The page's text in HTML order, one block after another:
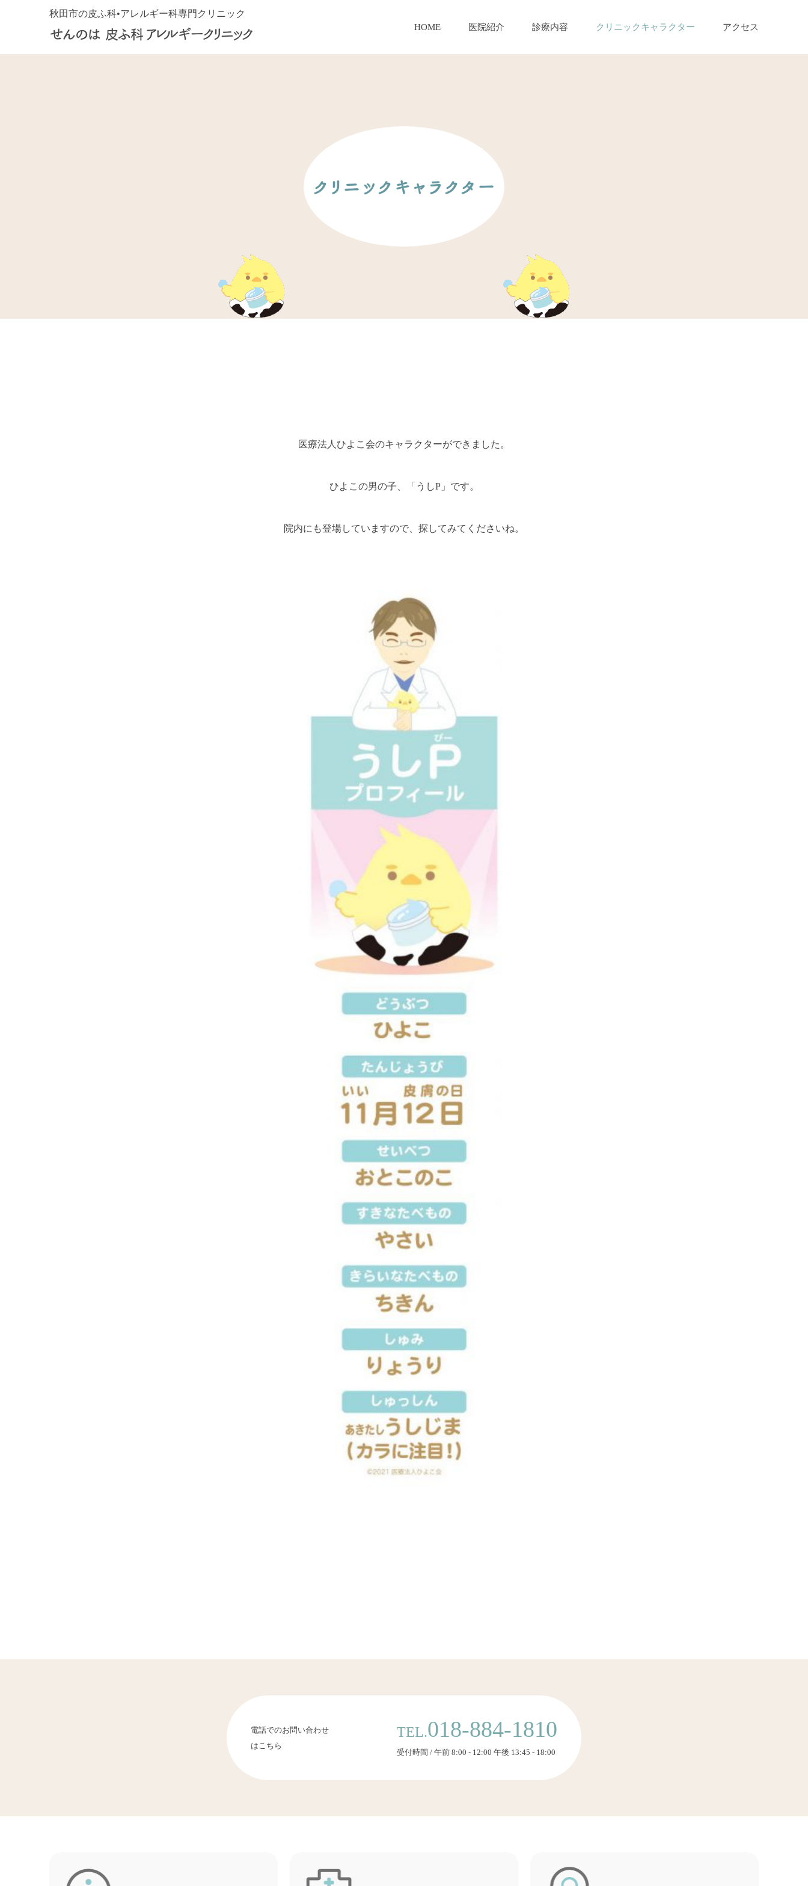
秋田市の皮ふ科•アレルギー科専門クリニック
HOME 医院紹介 診療内容 クリニックキャラクター アクセス
クリニックキャラクター
医療法人ひよこ会のキャラクターができました。
ひよこの男の子、「うしP」です。
院内にも登場していますので、探してみてくださいね。
電話でのお問い合わせ
はこちら
TEL.018-884-1810
受付時間 / 午前 8:00 - 12:00 午後 13:45 - 18:00